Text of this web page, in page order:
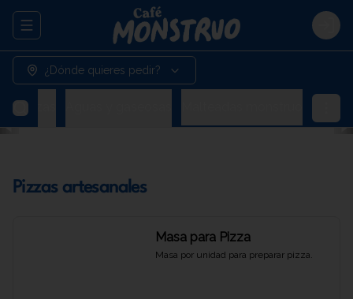
Abrir menu de navegación
¿Dónde quieres pedir?
Cervezas
Pizzas artesanales
Masa para Pizza
Masa por unidad para preparar pizza.